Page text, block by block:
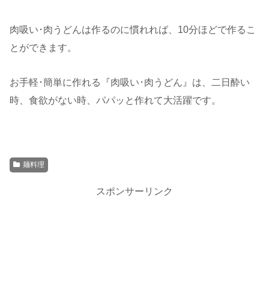
肉吸い･肉うどんは作るのに慣れれば、10分ほどで作るこ
とができます。
お手軽･簡単に作れる『肉吸い･肉うどん』は、二日酔い
時、食欲がない時、パパッと作れて大活躍です。
麺料理
スポンサーリンク